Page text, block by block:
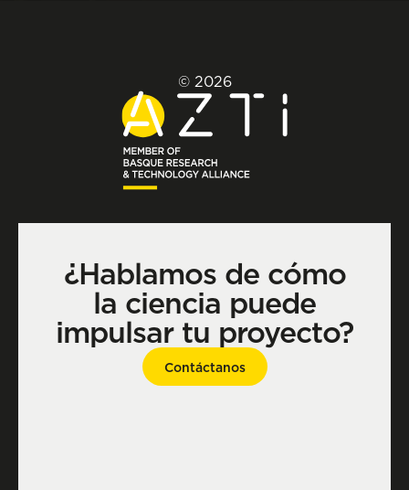
© 2026
¿Hablamos de cómo
la ciencia puede
impulsar tu proyecto?
Contáctanos